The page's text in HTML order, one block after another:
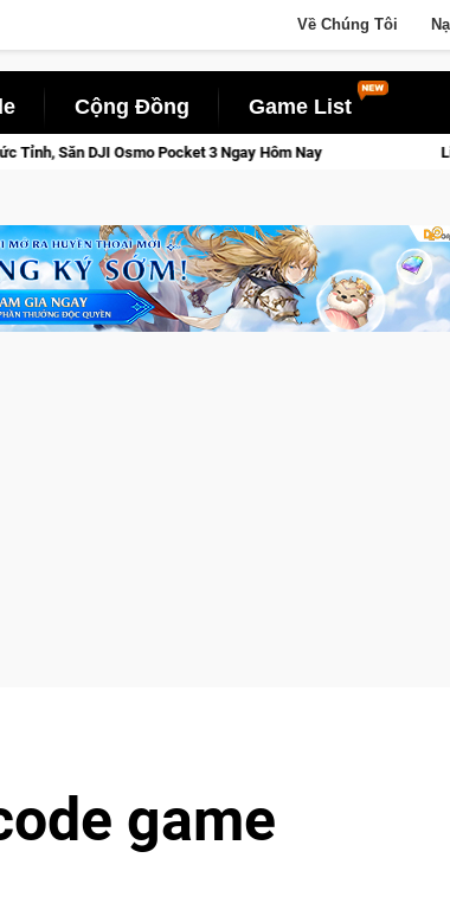
Về Chúng Tôi
Cộng Đồng Game List
Pocket 3 Ngay Hôm Nay Lineage W –
game